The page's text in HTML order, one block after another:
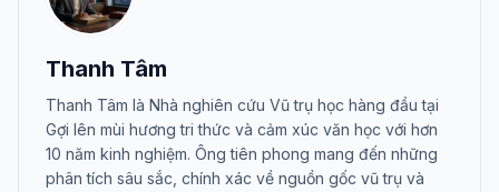
Thanh Tâm
Thanh Tâm là Nhà nghiên cứu Vũ trụ học hàng đầu tại
Gợi lên mùi hương tri thức và cảm xúc văn học với hơn
10 năm kinh nghiệm. Ông tiên phong mang đến những
phân tích sâu sắc, chính xác về nguồn gốc vũ trụ và